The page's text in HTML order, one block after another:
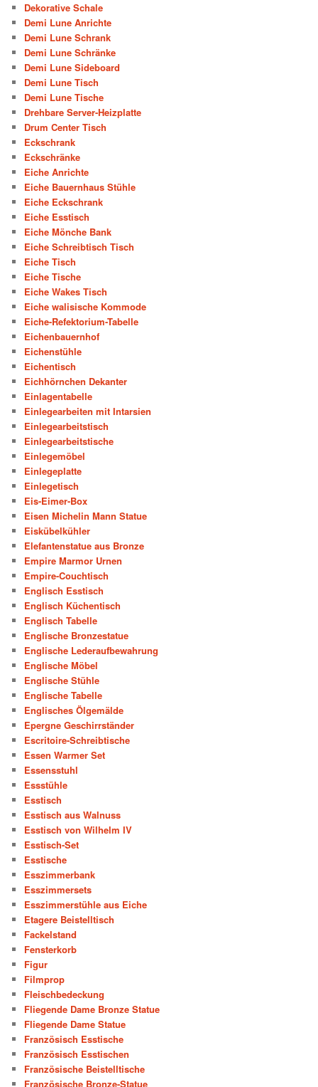
Dekorative Schale
Demi Lune Anrichte
Demi Lune Schrank
Demi Lune Schränke
Demi Lune Sideboard
Demi Lune Tisch
Demi Lune Tische
Drehbare Server-Heizplatte
Drum Center Tisch
Eckschrank
Eckschränke
Eiche Anrichte
Eiche Bauernhaus Stühle
Eiche Eckschrank
Eiche Esstisch
Eiche Mönche Bank
Eiche Schreibtisch Tisch
Eiche Tisch
Eiche Tische
Eiche Wakes Tisch
Eiche walisische Kommode
Eiche-Refektorium-Tabelle
Eichenbauernhof
Eichenstühle
Eichentisch
Eichhörnchen Dekanter
Einlagentabelle
Einlegearbeiten mit Intarsien
Einlegearbeitstisch
Einlegearbeitstische
Einlegemöbel
Einlegeplatte
Einlegetisch
Eis-Eimer-Box
Eisen Michelin Mann Statue
Eiskübelkühler
Elefantenstatue aus Bronze
Empire Marmor Urnen
Empire-Couchtisch
Englisch Esstisch
Englisch Küchentisch
Englisch Tabelle
Englische Bronzestatue
Englische Lederaufbewahrung
Englische Möbel
Englische Stühle
Englische Tabelle
Englisches Ölgemälde
Epergne Geschirrständer
Escritoire-Schreibtische
Essen Warmer Set
Essensstuhl
Essstühle
Esstisch
Esstisch aus Walnuss
Esstisch von Wilhelm IV
Esstisch-Set
Esstische
Esszimmerbank
Esszimmersets
Esszimmerstühle aus Eiche
Etagere Beistelltisch
Fackelstand
Fensterkorb
Figur
Filmprop
Fleischbedeckung
Fliegende Dame Bronze Statue
Fliegende Dame Statue
Französisch Esstische
Französisch Esstischen
Französische Beistelltische
Französische Bronze-Statue